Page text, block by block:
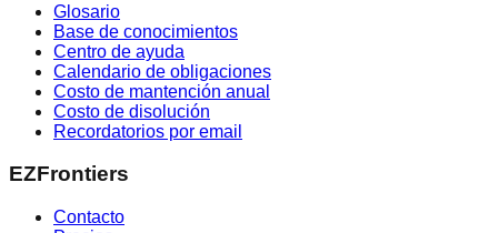
Glosario
Base de conocimientos
Centro de ayuda
Calendario de obligaciones
Costo de mantención anual
Costo de disolución
Recordatorios por email
EZFrontiers
Contacto